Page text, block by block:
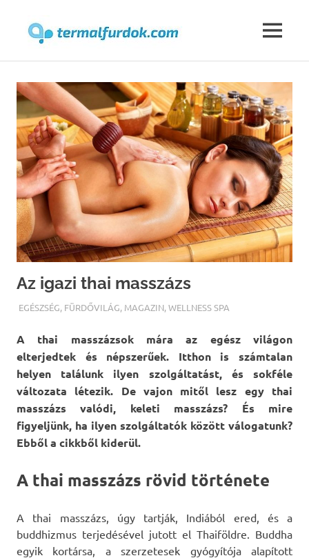
content
MENU
Az igazi thai masszázs
TERMALFURDOK.COM
EGÉSZSÉG, FÜRDŐVILÁG, MAGAZIN,WELLNESS SPA
A thai masszázsok mára az egész világon
elterjedtek és népszerűek. Itthon is számtalan
helyen találunk ilyen szolgáltatást, és sokféle
változata létezik. De vajon mitől lesz egy thai
masszázs valódi, keleti masszázs? És mire
figyeljünk, ha ilyen szolgáltatók között válogatunk?
Ebből a cikkből kiderül.
A thai masszázs rövid története
A thai masszázs, úgy tartják, Indiából ered, és a
buddhizmus terjedésével jutott el Thaiföldre. Buddha
egyik kortársa, a szerzetesek gyógyítója alapított